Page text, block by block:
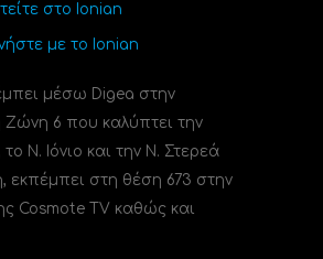
στο Ionian
με το Ionian
μέσω Digea στην
Ζώνη 6 που καλύπτει την
N. Ιόνιο και την Ν. Στερεά
εκπέμπει στη θέση 673 στην
Cosmote TV καθώς και